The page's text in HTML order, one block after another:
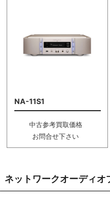
NA-11S1
中古参考買取価格
お問合せ下さい
ネットワークオーディオ